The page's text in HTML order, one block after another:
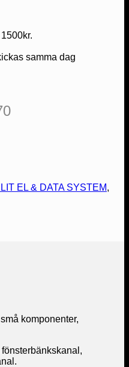
samma dag
EL & DATA SYSTEM,
komponenter,